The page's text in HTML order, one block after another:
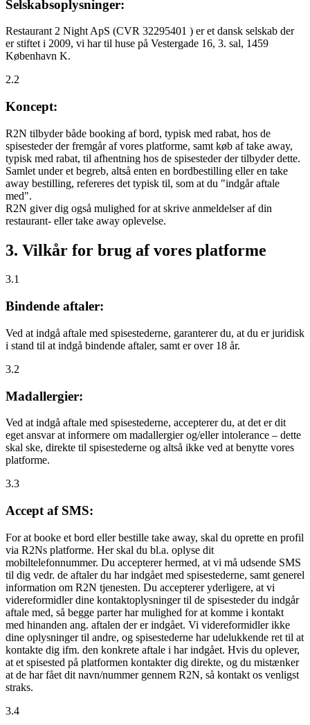
Selskabsoplysninger:
Restaurant 2 Night ApS (CVR 32295401 ) er et dansk selskab der
er stiftet i 2009, vi har til huse på Vestergade 16, 3. sal, 1459
København K.
2.2
Koncept:
R2N tilbyder både booking af bord, typisk med rabat, hos de
spisesteder der fremgår af vores platforme, samt køb af take away,
typisk med rabat, til afhentning hos de spisesteder der tilbyder dette.
Samlet under et begreb, altså enten en bordbestilling eller en take
away bestilling, refereres det typisk til, som at du "indgår aftale
med".
R2N giver dig også mulighed for at skrive anmeldelser af din
restaurant- eller take away oplevelse.
3. Vilkår for brug af vores platforme
3.1
Bindende aftaler:
Ved at indgå aftale med spisestederne, garanterer du, at du er juridisk
i stand til at indgå bindende aftaler, samt er over 18 år.
3.2
Madallergier:
Ved at indgå aftale med spisestederne, accepterer du, at det er dit
eget ansvar at informere om madallergier og/eller intolerance – dette
skal ske, direkte til spisestederne og altså ikke ved at benytte vores
platforme.
3.3
Accept af SMS:
For at booke et bord eller bestille take away, skal du oprette en profil
via R2Ns platforme. Her skal du bl.a. oplyse dit
mobiltelefonnummer. Du accepterer hermed, at vi må udsende SMS
til dig vedr. de aftaler du har indgået med spisestederne, samt generel
information om R2N tjenesten. Du accepterer yderligere, at vi
videreformidler dine kontaktoplysninger til de spisesteder du indgår
aftale med, så begge parter har mulighed for at komme i kontakt
med hinanden ang. aftalen der er indgået. Vi videreformidler ikke
dine oplysninger til andre, og spisestederne har udelukkende ret til at
kontakte dig ifm. den konkrete aftale i har indgået. Hvis du oplever,
at et spisested på platformen kontakter dig direkte, og du mistænker
at de har fået dit navn/nummer gennem R2N, så kontakt os venligst
straks.
3.4